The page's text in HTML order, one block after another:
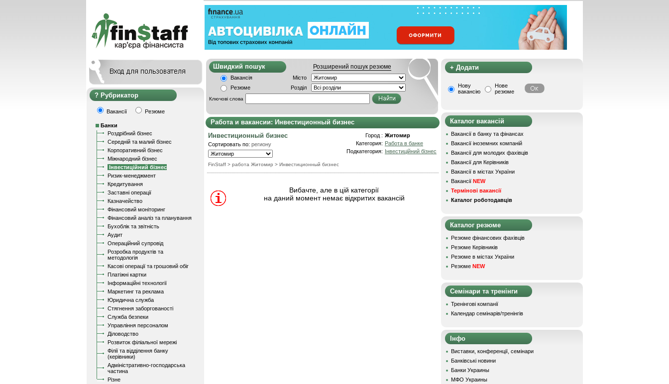
Рубрикатор
Вакансії Резюме
Банки
Роздрібний бізнес
Середній та малий бізнес
Корпоративний бізнес
Міжнародний бізнес
Інвестиційний бізнес
Ризик-менеджмент
Кредитування
Заставні операції
Казначейство
Фінансовий моніторинг
Фінансовий аналіз та планування
Бухоблік та звітність
Аудит
Операційний супровід
Розробка продуктів та
методологія
Касові операції та грошовий обіг
Платіжні картки
Інформаційні технології
Маркетинг та реклама
Юридична служба
Стягнення заборгованості
Служба безпеки
Управління персоналом
Діловодство
Розвиток філіальної мережі
Філії та відділення банку
(керівники)
Адміністративно-господарська
частина
Різне
Швидкий пошук Розширений пошук резюме
Вакансія
Місто
Резюме
Розділ
Ключові слова
Работа и вакансии: Инвестиционный бизнес
Инвестиционный бизнес
Сортировать по: региону
FinStaff > работа Житомир > Инвестиционный бизнес
Город : Житомир
Категория: Работа в банке
Подкатегория: Інвестиційний бізнес
Вибачте, але в цій категорії
на даний момент немає відкритих вакансій
+ Додати
Нову
вакансію
Нове
резюме
Каталог вакансій
Вакансії в банку та фінансах
Вакансії іноземних компаній
Вакансії для молодих фахівців
Вакансії для Керівників
Вакансії в містах України
Вакансії NEW
Термінові вакансії
Каталог роботодавців
Каталог резюме
Резюме фінансових фахівців
Резюме Керівників
Резюме в містах України
Резюме NEW
Семінари та тренінги
Тренінгові компанії
Календар семінарів/тренінгів
Інфо
Виставки, конференції, семінари
Банківські новини
Банки Украины
МФО Украины